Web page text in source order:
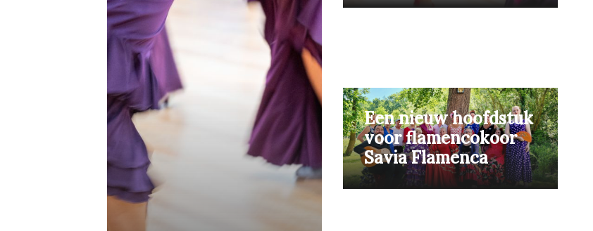
Een nieuw hoofdstuk
voor flamencokoor
Savia Flamenca